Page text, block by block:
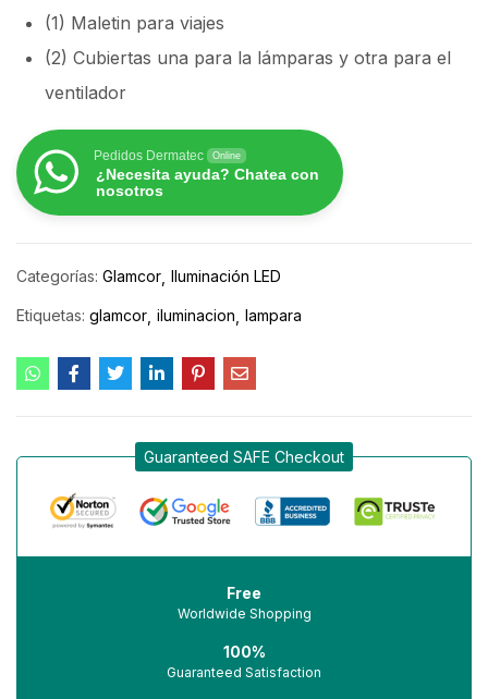
(1) Maletin para viajes
(2) Cubiertas una para la lámparas y otra para el
ventilador
Pedidos Dermatec Online
¿Necesita ayuda? Chatea con
nosotros
Categorías: Glamcor Iluminación LED
Etiquetas: glamcor iluminacion lampara
Guaranteed SAFE Checkout
Free
Worldwide Shopping
100%
Guaranteed Satisfaction